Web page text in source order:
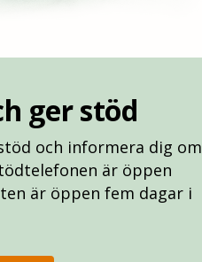
ger stöd
och informera dig om
är öppen
är öppen fem dagar i